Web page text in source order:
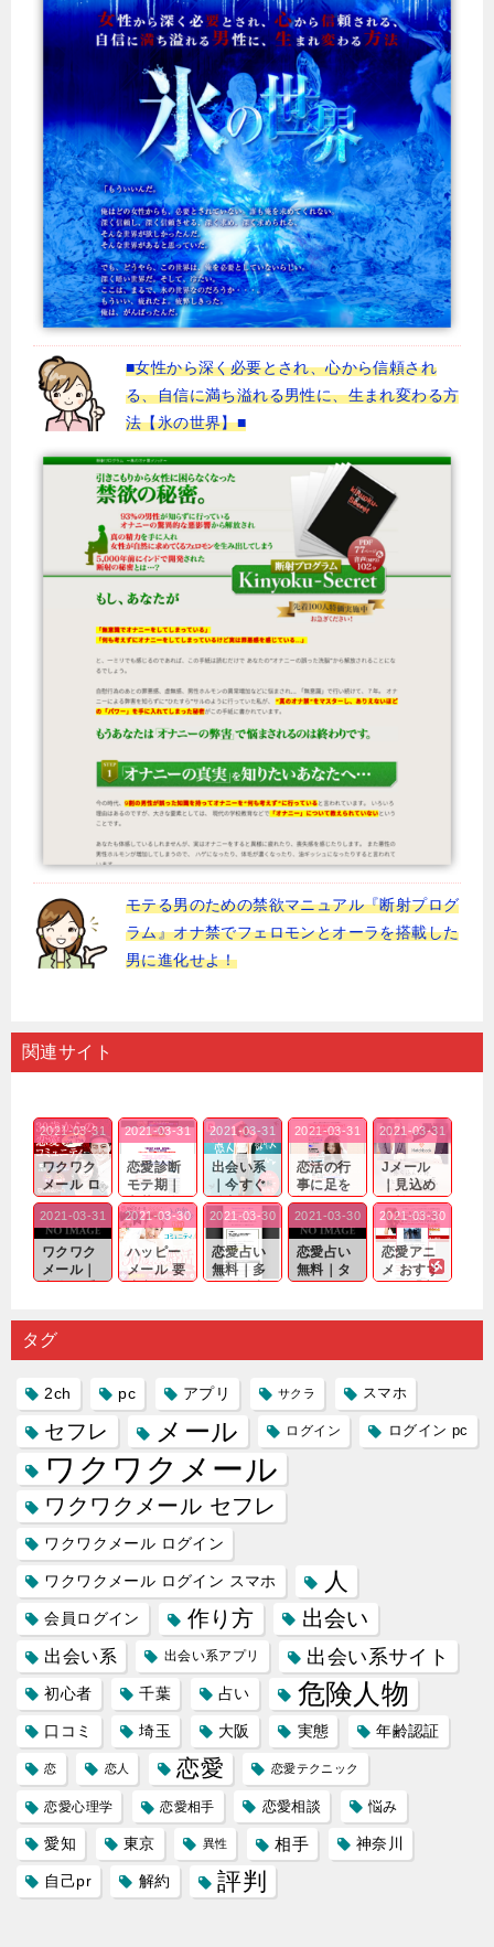
■女性から深く必要とされ、心から信頼され
る、自信に満ち溢れる男性に、生まれ変わる方
法【氷の世界】■
モテる男のための禁欲マニュアル『断射プログ
ラム』オナ禁でフェロモンとオーラを搭載した
男に進化せよ！
関連サイト
ワクワク
メール ロ
グイン pc
｜心の底
から真
剣...
2021-03-31
恋愛診断
モテ期｜
老若男女
問わ
ず…。
2021-03-31
出会い系
｜今すぐ
仲良くな
れる相手
探しをし
たいと...
2021-03-31
恋活の行
事に足を
運んでも
出会いの
チャンス
が訪れ...
2021-03-31
Jメール
｜見込め
る効果が
確実なも
のであっ
ても…...
2021-03-31
ワクワク
メール｜
出会い系
り会った
人に軽...
2021-03-31
ハッピー
メール 要
注意人物
するので
2021-03-30
恋愛占い
無料｜多
数ある出
プリの内
2021-03-30
恋愛占い
無料｜タ
ーゲット
る人に恋
2021-03-30
恋愛アニ
メ おすす
め｜「心
雑で素人
2021-03-30
タグ
2ch pc アプリ サクラ スマホ
セフレ メール ログイン ログイン pc
ワクワクメール
ワクワクメール セフレ
ワクワクメール ログイン
ワクワクメール ログイン スマホ 人
会員ログイン 作り方 出会い
出会い系 出会い系アプリ 出会い系サイト
初心者 千葉 占い 危険人物
口コミ 埼玉 大阪 実態 年齢認証
恋 恋人 恋愛 恋愛テクニック
恋愛心理学 恋愛相手 恋愛相談 悩み
愛知 東京 異性 相手 神奈川
自己pr 解約 評判